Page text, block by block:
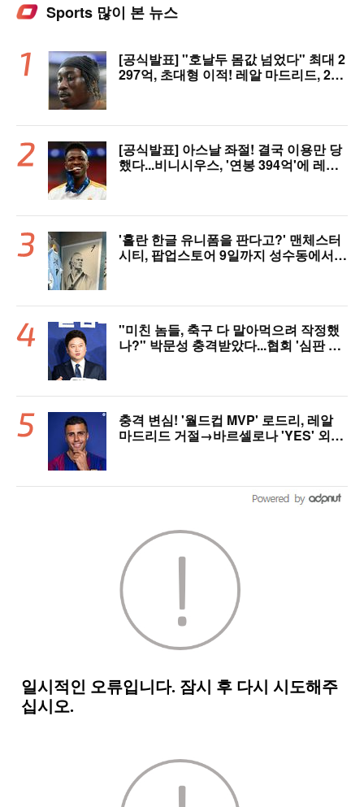
Sports 많이 본 뉴스
[공식발표] "호날두 몸값 넘었다" 최대 2
297억, 초대형 이적! 레알 마드리드, 21
[공식발표] 아스날 좌절! 결국 이용만 당
했다...비니시우스, '연봉 394억'에 레알
'홀란 한글 유니폼을 판다고?' 맨체스터
시티, 팝업스토어 9일까지 성수동에서
"미친 놈들, 축구 다 말아먹으려 작정했
나?" 박문성 충격받았다...협회 '심판 성
충격 변심! '월드컵 MVP' 로드리, 레알
마드리드 거절→바르셀로나 'YES' 외쳤